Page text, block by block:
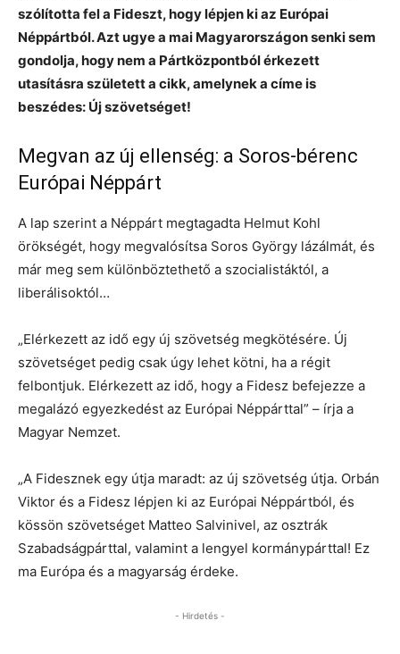
szólította fel a Fideszt, hogy lépjen ki az Európai
Néppártból. Azt ugye a mai Magyarországon senki sem
gondolja, hogy nem a Pártközpontból érkezett
utasításra született a cikk, amelynek a címe is
beszédes: Új szövetséget!
Megvan az új ellenség: a Soros-bérenc
Európai Néppárt
A lap szerint a Néppárt megtagadta Helmut Kohl
örökségét, hogy megvalósítsa Soros György lázálmát, és
már meg sem különböztethető a szocialistáktól, a
liberálisoktól…
„Elérkezett az idő egy új szövetség megkötésére. Új
szövetséget pedig csak úgy lehet kötni, ha a régit
felbontjuk. Elérkezett az idő, hogy a Fidesz befejezze a
megalázó egyezkedést az Európai Néppárttal” – írja a
Magyar Nemzet.
„A Fidesznek egy útja maradt: az új szövetség útja. Orbán
Viktor és a Fidesz lépjen ki az Európai Néppártból, és
kössön szövetséget Matteo Salvinivel, az osztrák
Szabadságpárttal, valamint a lengyel kormánypárttal! Ez
ma Európa és a magyarság érdeke.
- Hirdetés -